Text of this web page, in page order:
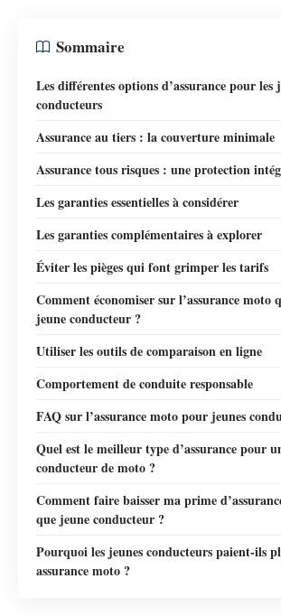
Sommaire
Les différentes options d’assurance pour les
conducteurs
Assurance au tiers : la couverture minimale
Assurance tous risques : une protection
Les garanties essentielles à considérer
Les garanties complémentaires à explorer
Éviter les pièges qui font grimper les tarifs
Comment économiser sur l’assurance moto
jeune conducteur ?
Utiliser les outils de comparaison en ligne
Comportement de conduite responsable
FAQ sur l’assurance moto pour jeunes
Quel est le meilleur type d’assurance pour
conducteur de moto ?
Comment faire baisser ma prime
que jeune conducteur ?
Pourquoi les jeunes conducteurs paient-ils
assurance moto ?